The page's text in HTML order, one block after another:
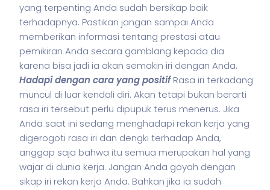
yang terpenting Anda sudah bersikap baik
terhadapnya. Pastikan jangan sampai Anda
memberikan informasi tentang prestasi atau
pemikiran Anda secara gamblang kepada dia
karena bisa jadi ia akan semakin iri dengan Anda.
Hadapi dengan cara yang positifRasa iri terkadang
muncul di luar kendali diri. Akan tetapi bukan berarti
rasa iri tersebut perlu dipupuk terus menerus. Jika
Anda saat ini sedang menghadapi rekan kerja yang
digerogoti rasa iri dan dengki terhadap Anda,
anggap saja bahwa itu semua merupakan hal yang
wajar di dunia kerja. Jangan Anda goyah dengan
sikap iri rekan kerja Anda. Bahkan jika ia sudah